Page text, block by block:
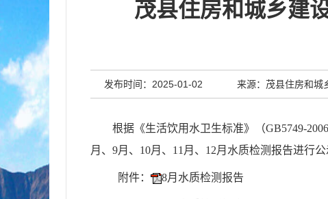
茂县住房和城乡建
发布时间：2025-01-02 来源：茂县住房和城
根据《生活饮用水卫生标准》（GB5749-
月 、 9月、 10月、 11 月、 12月 水质检测报告进行公
附件： 8月水质检测报告